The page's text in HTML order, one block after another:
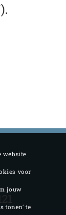
website
voor
jouw
tonen’ te